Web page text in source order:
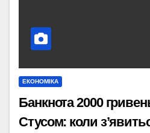
ЕКОНОМІКА
Банкнота 2000
Стусом: коли